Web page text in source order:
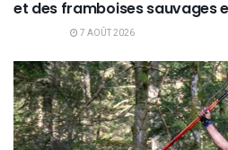
et des framboises sauvages
7 AOÛT 2026